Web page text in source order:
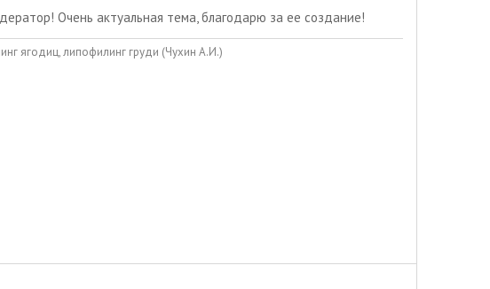
Очень актуальная тема, благодарю за ее создание!
ягодиц, липофилинг груди (Чухин А.И.)